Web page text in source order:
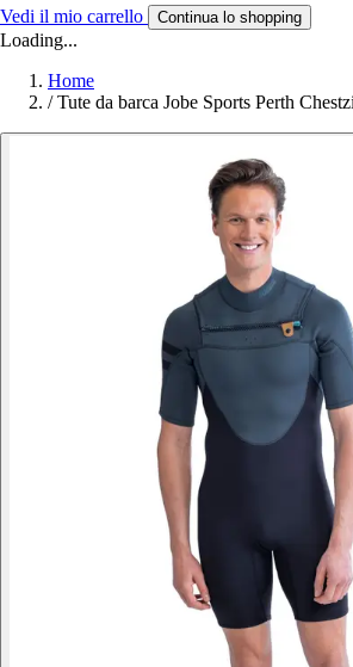
Vedi il mio carrello Continua lo shopping
Loading...
Home
/ Tute da barca Jobe Sports Perth